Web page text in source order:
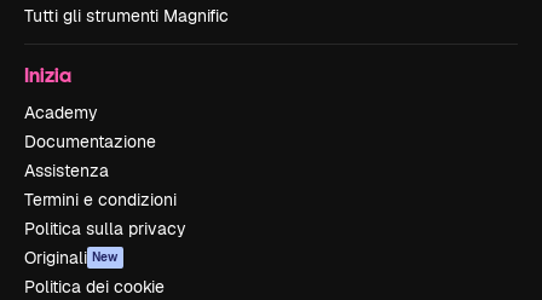
Tutti gli strumenti Magnific
Inizia
Academy
Documentazione
Assistenza
Termini e condizioni
Politica sulla privacy
Originali New
Politica dei cookie